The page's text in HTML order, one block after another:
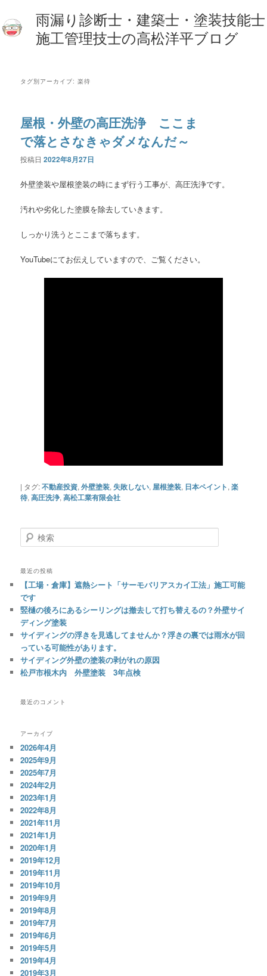
雨漏り診断士・建築士・塗装技能士
施工管理技士の高松洋平ブログ
タグ別アーカイブ:楽待
屋根・外壁の高圧洗浄 ここま
で落とさなきゃダメなんだ～
投稿日2022年8月27日
外壁塗装や屋根塗装の時にまず行う工事が、高圧洗浄です。
汚れや劣化した塗膜を除去していきます。
しっかり洗うとここまで落ちます。
YouTubeにてお伝えしていますので、ご覧ください。
| タグ:不動産投資,外壁塗装,失敗しない, 屋根塗装, 日本ペイント,楽
待,高圧洗浄,高松工業有限会社
検
索
最近の投稿
【工場・倉庫】遮熱シート「サーモバリアスカイ工法」施工可能
です
竪樋の後ろにあるシーリングは撤去して打ち替えるの？外壁サイ
ディング塗装
サイディングの浮きを見逃してませんか？浮きの裏では雨水が回
っている可能性があります。
サイディング外壁の塗装の剥がれの原因
松戸市根木内 外壁塗装 3年点検
最近のコメント
アーカイブ
2026年4月
2025年9月
2025年7月
2024年2月
2023年1月
2022年8月
2021年11月
2021年1月
2020年1月
2019年12月
2019年11月
2019年10月
2019年9月
2019年8月
2019年7月
2019年6月
2019年5月
2019年4月
2019年3月